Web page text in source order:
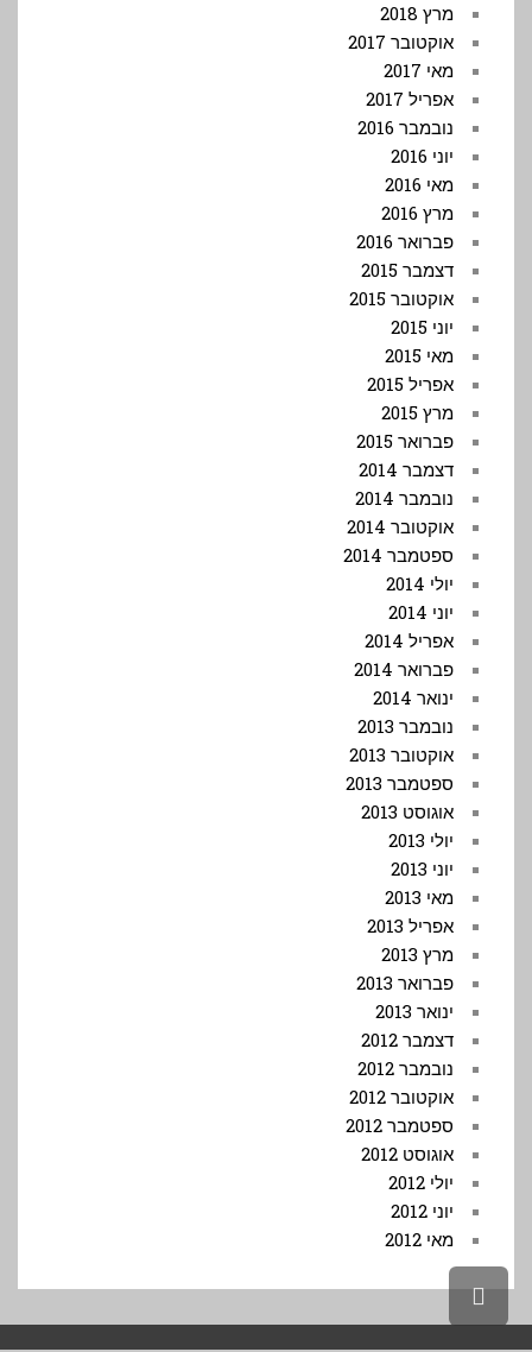
מרץ 2018
אוקטובר 2017
מאי 2017
אפריל 2017
נובמבר 2016
יוני 2016
מאי 2016
מרץ 2016
פברואר 2016
דצמבר 2015
אוקטובר 2015
יוני 2015
מאי 2015
אפריל 2015
מרץ 2015
פברואר 2015
דצמבר 2014
נובמבר 2014
אוקטובר 2014
ספטמבר 2014
יולי 2014
יוני 2014
אפריל 2014
פברואר 2014
ינואר 2014
נובמבר 2013
אוקטובר 2013
ספטמבר 2013
אוגוסט 2013
יולי 2013
יוני 2013
מאי 2013
אפריל 2013
מרץ 2013
פברואר 2013
ינואר 2013
דצמבר 2012
נובמבר 2012
אוקטובר 2012
ספטמבר 2012
אוגוסט 2012
יולי 2012
יוני 2012
מאי 2012
גלילה
לראש